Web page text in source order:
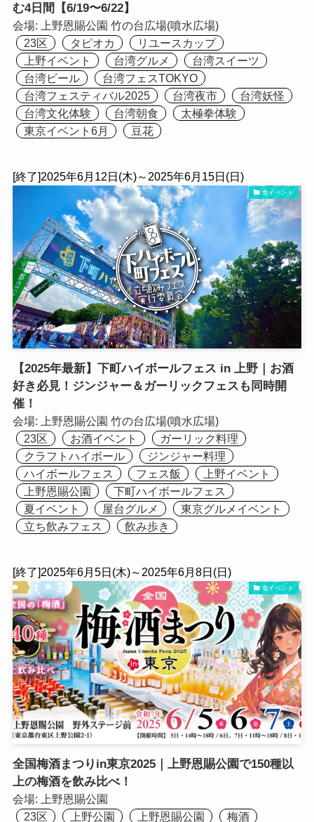
む4日間【6/19〜6/22】
会場:
上野恩賜公園 竹の台広場(噴水広場)
23区
タピオカ
リユースカップ
上野イベント
台湾グルメ
台湾スイーツ
台湾ビール
台湾フェスTOKYO
台湾フェスティバル2025
台湾夜市
台湾妖怪
台湾文化体験
台湾朝食
太極拳体験
東京イベント6月
豆花
[終了]2025年6月12日(木)～2025年6月15日(日)
食イベント
【2025年最新】下町ハイボールフェス in 上野｜お酒
好き必見！ジンジャー＆ガーリックフェスも同時開
催！
会場:
上野恩賜公園 竹の台広場(噴水広場)
23区
お酒イベント
ガーリック料理
クラフトハイボール
ジンジャー料理
ハイボールフェス
フェス飯
上野イベント
上野恩賜公園
下町ハイボールフェス
夏イベント
屋台グルメ
東京グルメイベント
立ち飲みフェス
飲み歩き
[終了]2025年6月5日(木)～2025年6月8日(日)
食イベント
全国梅酒まつりin東京2025｜上野恩賜公園で150種以
上の梅酒を飲み比べ！
会場:
上野恩賜公園
23区
上野公園 上野恩賜公園 梅酒